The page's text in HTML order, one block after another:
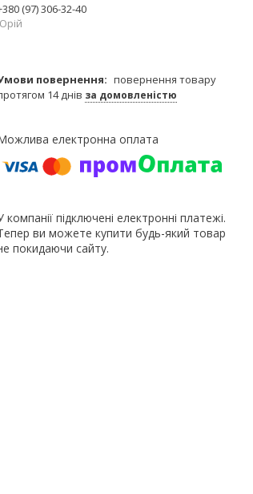
(97) 306-32-40
повернення товару
14 днів за домовленістю
компанії підключені електронні платежі.
ви можете купити будь-який товар
покидаючи сайту.